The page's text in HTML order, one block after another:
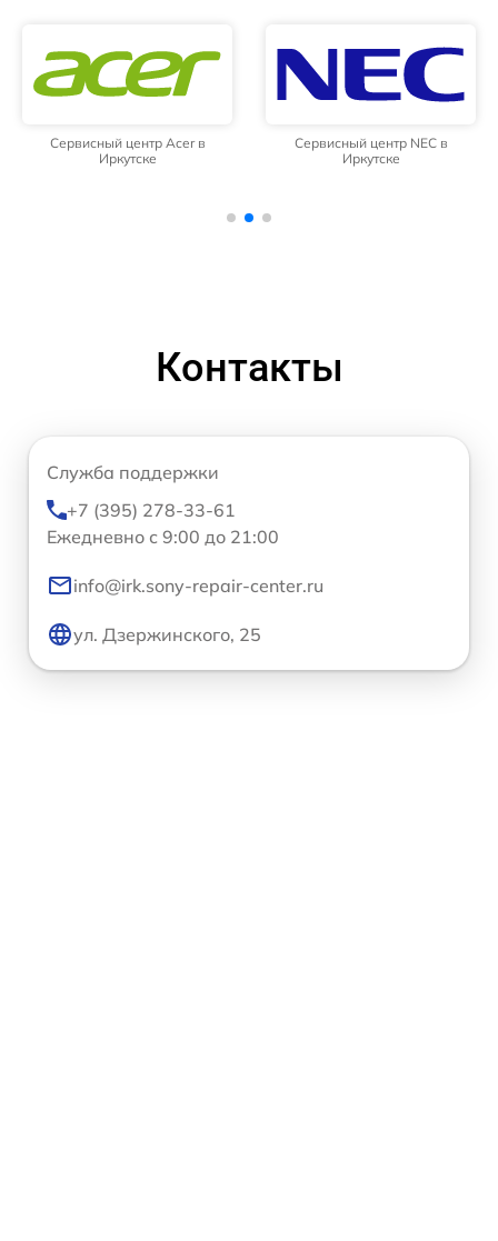
Сервисный центр Acer в
Иркутске
Сервисный центр NEC в
Иркутске
Контакты
Служба поддержки
+7 (395) 278-33-61
Ежедневно с 9:00 до 21:00
info@irk.sony-repair-center.ru
ул. Дзержинского, 25